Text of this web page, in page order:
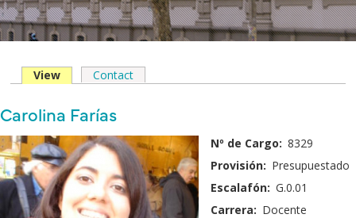
Solapas
principales
View (solapaContact
Nombre
y
Apellido:
Carolina Farías
Fotografía: Nº de Cargo: 8329
Provisión: Presupuestado
Escalafón: G.0.01
Carrera: Docente